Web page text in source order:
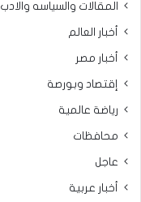
المقالات والسياسه والادب
أخبار العالم
أخبار مصر
إقتصاد وبورصة
رياضة عالمية
محافظات
عاجل
أخبار عربية